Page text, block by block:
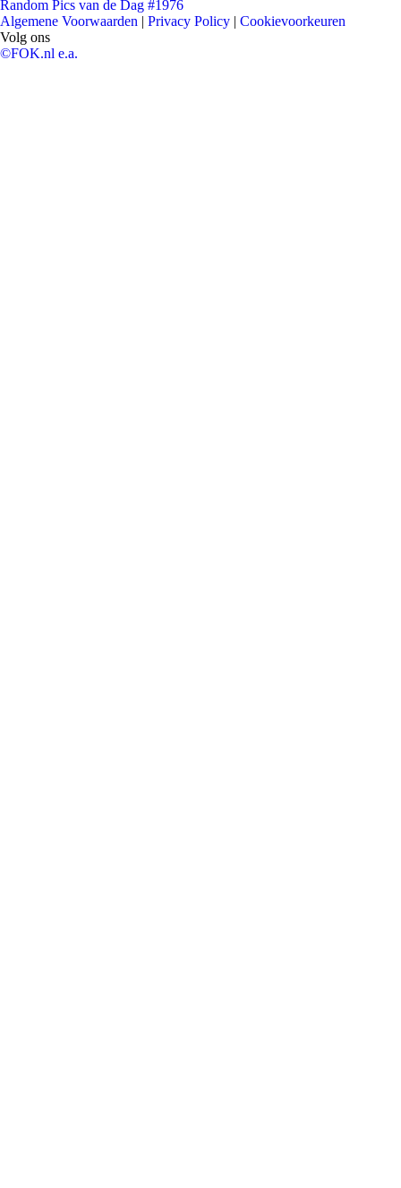
Random Pics van de Dag #1976
Algemene Voorwaarden | Privacy Policy | Cookievoorkeuren
Volg ons
©FOK.nl e.a.